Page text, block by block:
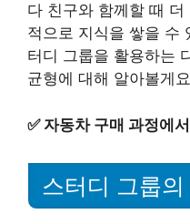
다 친구와 함께할 때
적으로 지식을 쌓을 수
터디 그룹을 활용하는
균형에 대해 알아볼게
✅ 자동차 구매 과정에
스터디 그룹의